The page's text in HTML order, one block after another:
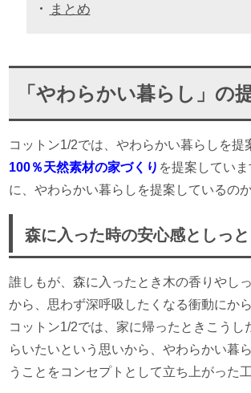
まとめ
「やわらかい暮らし」の
コットン1/2では、やわらかい暮らしを提
100％天然素材の家づくり を提案してい
に、やわらかい暮らしを提案しているの
森に入った時の安心感としっ
誰しもが、森に入ったとき木の香りやし
から、思わず深呼吸したくなる衝動にか
コットン1/2では、家に帰ったときこうし
らいたいという思いから、やわらかい暮
うことをコンセプトとして立ち上がった